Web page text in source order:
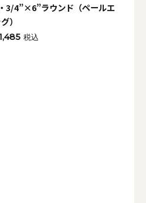
3/4”×6”ラウンド（ペールエ
）
税込